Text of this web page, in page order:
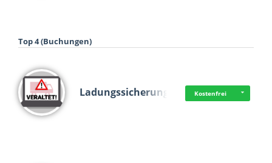
Top 4 (Buchungen)
Ladungssicherung Kostenfrei